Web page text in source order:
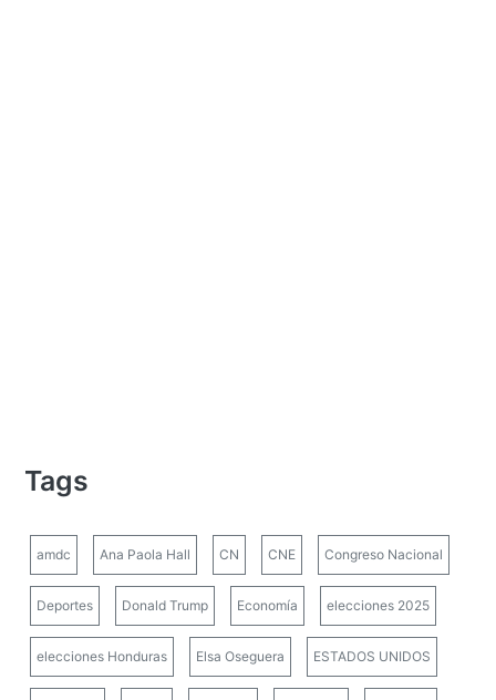
Tags
amdc Ana Paola Hall CN CNE Congreso Nacional
Deportes Donald Trump Economía elecciones 2025
elecciones Honduras Elsa Oseguera ESTADOS UNIDOS